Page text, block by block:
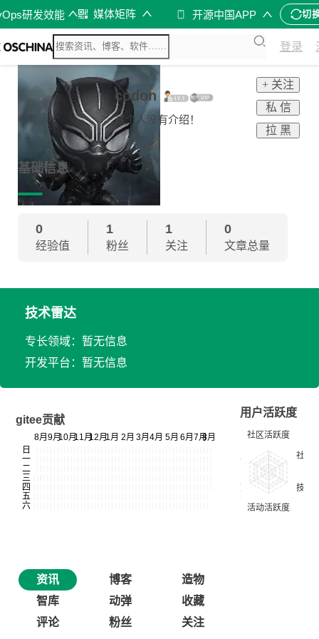
研发效能 媒体矩阵 开源中国APP 切
登录
codon
这个人没有介绍！
+ 关注
私 信
拉 黑
基础信息
0
经验值
1
粉丝
1
关注
0
文章总量
技术雷达
专长领域：暂无信息
开发平台：暂无信息
gitee贡献
用户活跃度
资讯 博客
造物
智库
动弹
收藏
评论
粉丝 关注